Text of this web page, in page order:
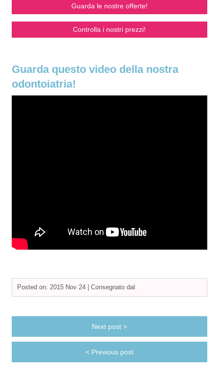
Guarda le nostre offerte!
Controlla i nostri prezzi!
Guarda questo video della nostra
odontoiatria!
Posted on: 2015 Nov 24 | Consegnato dal:
Next post >
< Previous post